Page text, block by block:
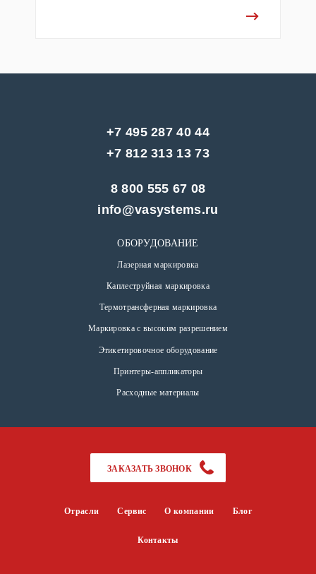
+7 495 287 40 44
+7 812 313 13 73
8 800 555 67 08
info@vasystems.ru
ОБОРУДОВАНИЕ
Лазерная маркировка
Каплеструйная маркировка
Термотрансферная маркировка
Маркировка с высоким разрешением
Этикетировочное оборудование
Принтеры-аппликаторы
Расходные материалы
ЗАКАЗАТЬ ЗВОНОК
Отрасли Сервис О компании Блог
Контакты